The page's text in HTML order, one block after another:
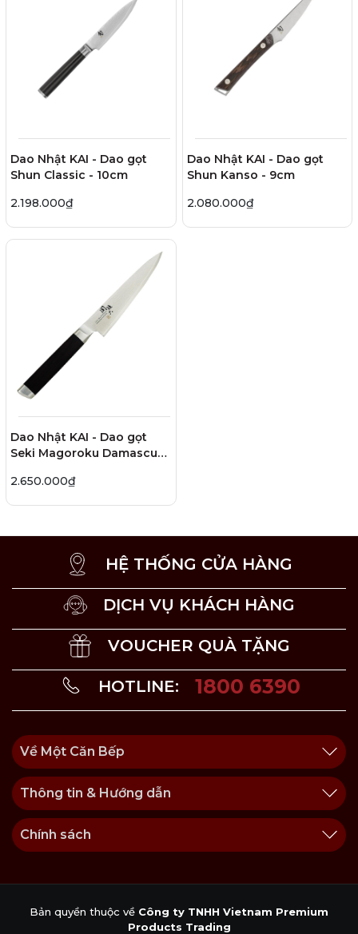
Dao Nhật KAI - Dao gọt
Shun Classic - 10cm
2.198.000₫
Dao Nhật KAI - Dao gọt
Shun Kanso - 9cm
2.080.000₫
Dao Nhật KAI - Dao gọt
Seki Magoroku Damascus
2.650.000₫
HỆ THỐNG CỬA HÀNG
DỊCH VỤ KHÁCH HÀNG
VOUCHER QUÀ TẶNG
HOTLINE: 1800 6390
Về Một Căn Bếp
Thông tin & Hướng dẫn
Chính sách
Bản quyền thuộc về Công ty TNHH Vietnam Premium
Products Trading